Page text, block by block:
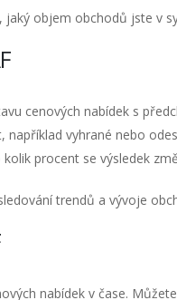
objem obchodů jste v
cenových nabídek s
vyhrané nebo
procent se výsledek
trendů a vývoje
nabídek v čase.